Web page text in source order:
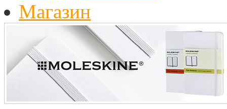
Магазин